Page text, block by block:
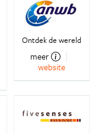
Ontdek de wereld
meer
website